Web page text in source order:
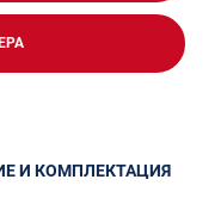
И КОМПЛЕКТАЦИЯ